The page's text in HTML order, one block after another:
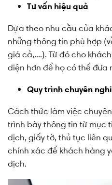
Tư vấn hiệu quả
Dựa theo nhu cầu của
những thông tin phù hợp
giá cả,....). Từ đó cho
diện hơn để họ có thể đưa
Quy trình chuyên
Cách thức làm việc
trình bày thông tin từ mục
dịch, giấy tờ, thủ tục liên
chính xác để khách hàng
dịch.